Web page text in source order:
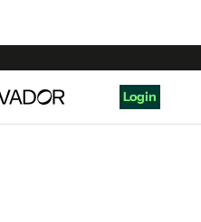
Login